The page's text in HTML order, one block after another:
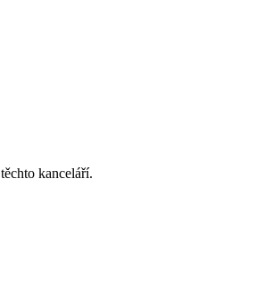
těchto kanceláří.